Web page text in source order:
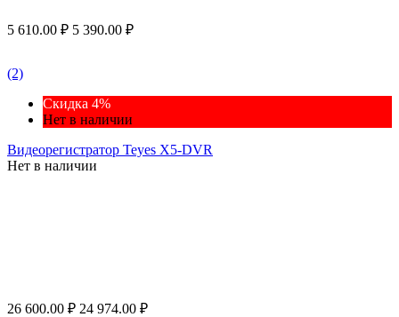
5 610.00 ₽ 5 390.00 ₽
(2)
Скидка 4%
Нет в наличии
Видеорегистратор Teyes X5-DVR
Нет в наличии
26 600.00 ₽ 24 974.00 ₽